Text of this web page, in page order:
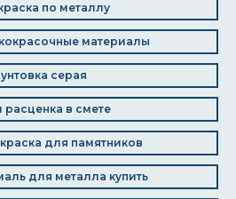
по металлу
материалы
серая
расценка в смете
для памятников
для металла купить